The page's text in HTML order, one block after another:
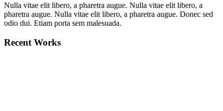
Nulla vitae elit libero, a pharetra augue. Nulla vitae elit libero, a
pharetra augue. Nulla vitae elit libero, a pharetra augue. Donec sed
odio dui. Etiam porta sem malesuada.
Recent Works